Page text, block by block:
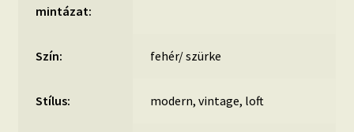
mintázat:
Szín: fehér/ szürke
Stílus: modern, vintage, loft